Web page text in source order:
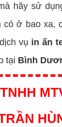
hãy sử
có ở bao xa,
vụ in ấn
tại Bình